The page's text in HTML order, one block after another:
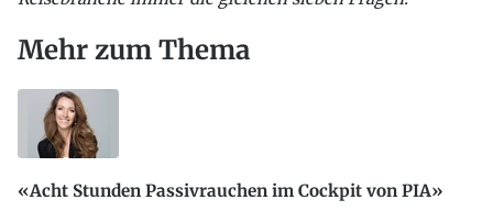
Mehr zum Thema
«Acht Stunden Passivrauchen im Cockpit von PIA»